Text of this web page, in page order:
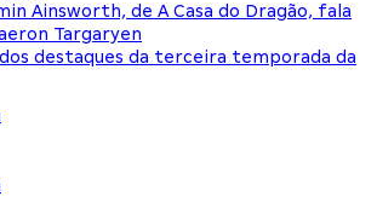
Ainsworth, de A Casa do Dragão, fala
Targaryen
destaques da terceira temporada da